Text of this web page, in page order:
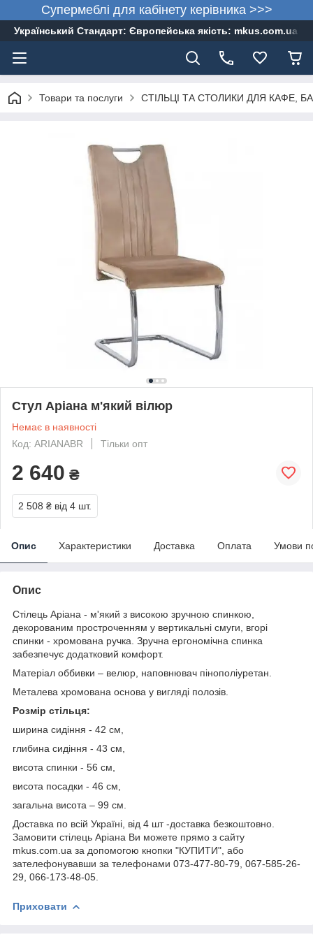
Супермеблі для кабінету керівника >>>
Український Стандарт: Європейська якість: mkus.com.ua
Товари та послуги СТІЛЬЦІ ТА СТОЛИКИ ДЛЯ КАФЕ,
Стул Аріана м'який вілюр
Немає в наявності
Код: ARIANABR
Тільки опт
2 640 ₴
2 508 ₴ від 4 шт.
Опис Характеристики Доставка Оплата Умови
Опис
Стілець Аріана - м'який з високою зручною спинкою,
декорованим простроченням у вертикальні смуги, вгорі
спинки - хромована ручка. Зручна ергономічна спинка
забезпечує додатковий комфорт.
Матеріал оббивки – велюр, наповнювач пінополіуретан.
Металева хромована основа у вигляді полозів.
Розмір стільця:
ширина сидіння - 42 см,
глибина сидіння - 43 см,
висота спинки - 56 см,
висота посадки - 46 см,
загальна висота – 99 см.
Доставка по всій Україні, від 4 шт -доставка безкоштовно.
Замовити стілець Аріана Ви можете прямо з сайту
mkus.com.ua за допомогою кнопки "КУПИТИ", або
зателефонувавши за телефонами 073-477-80-79, 067-585-26-
29, 066-173-48-05.
Приховати